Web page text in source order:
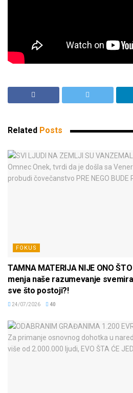
Related Posts
FOKUS
TAMNA MATERIJA NIJE ONO
menja naše razumevanje
sve što postoji?!
24/07/2026 40